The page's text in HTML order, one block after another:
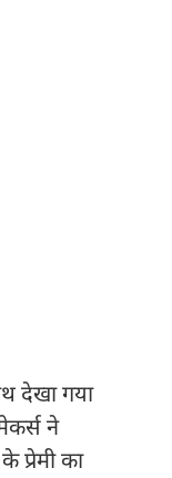
देखा गया
ने
प्रेमी का